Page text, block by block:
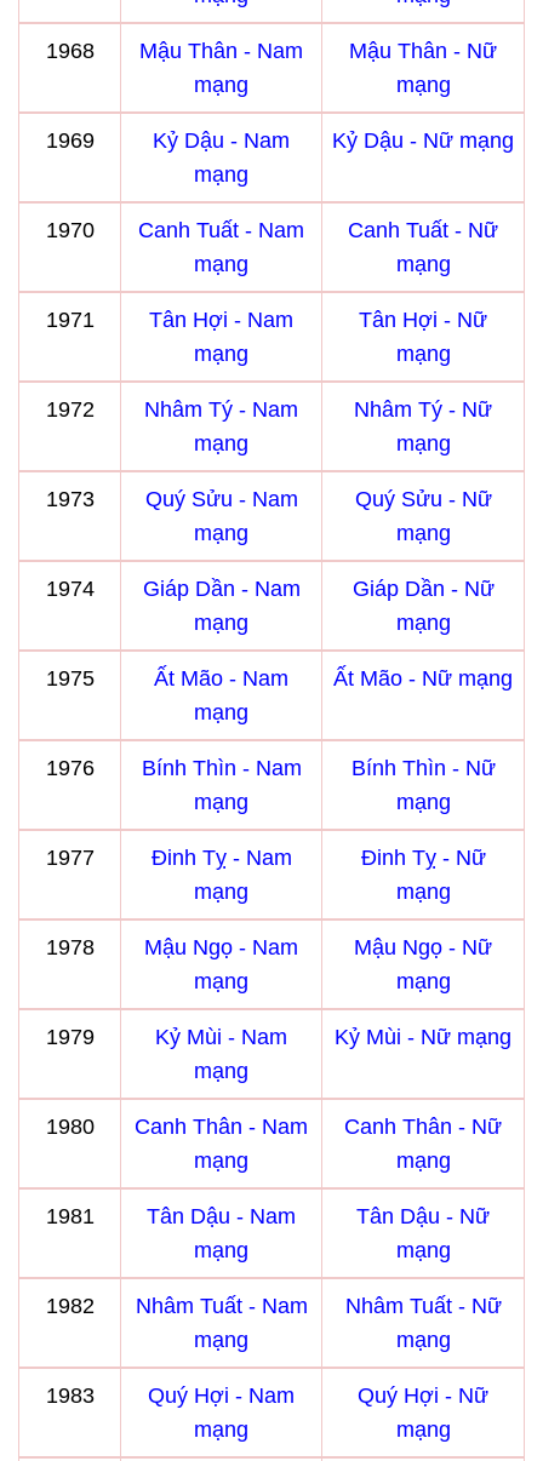
1968
Mậu Thân - Nam
mạng
Mậu Thân - Nữ
mạng
1969
Kỷ Dậu - Nam
mạng
Kỷ Dậu - Nữ mạng
1970
Canh Tuất - Nam
mạng
Canh Tuất - Nữ
mạng
1971
Tân Hợi - Nam
mạng
Tân Hợi - Nữ
mạng
1972
Nhâm Tý - Nam
mạng
Nhâm Tý - Nữ
mạng
1973
Quý Sửu - Nam
mạng
Quý Sửu - Nữ
mạng
1974
Giáp Dần - Nam
mạng
Giáp Dần - Nữ
mạng
1975
Ất Mão - Nam
mạng
Ất Mão - Nữ mạng
1976
Bính Thìn - Nam
mạng
Bính Thìn - Nữ
mạng
1977
Đinh Tỵ - Nam
mạng
Đinh Tỵ - Nữ
mạng
1978
Mậu Ngọ - Nam
mạng
Mậu Ngọ - Nữ
mạng
1979
Kỷ Mùi - Nam
mạng
Kỷ Mùi - Nữ mạng
1980
Canh Thân - Nam
mạng
Canh Thân - Nữ
mạng
1981
Tân Dậu - Nam
mạng
Tân Dậu - Nữ
mạng
1982
Nhâm Tuất - Nam
mạng
Nhâm Tuất - Nữ
mạng
1983
Quý Hợi - Nam
mạng
Quý Hợi - Nữ
mạng